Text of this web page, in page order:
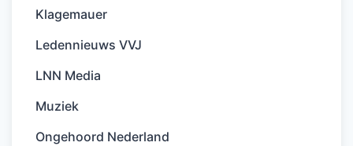
Klagemauer
Ledennieuws VVJ
LNN Media
Muziek
Ongehoord Nederland